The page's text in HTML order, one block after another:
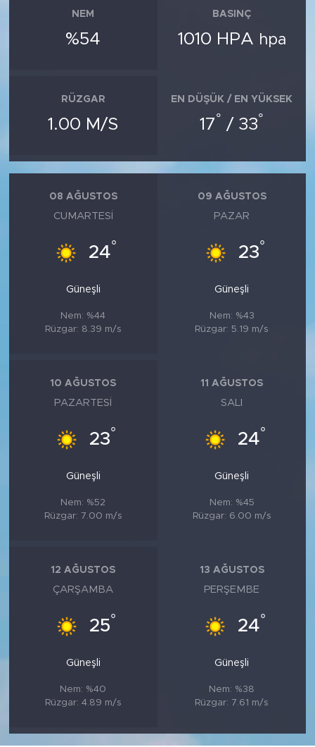
NEM
%54
BASINÇ
1010 HPA hpa
RÜZGAR
1.00 M/S
EN DÜŞÜK / EN YÜKSEK
17° / 33°
08 AĞUSTOS
CUMARTESI
24°
Güneşli
Nem: %44
Rüzgar: 8.39 m/s
09 AĞUSTOS
PAZAR
23°
Güneşli
Nem: %43
Rüzgar: 5.19 m/s
10 AĞUSTOS
PAZARTESI
23°
Güneşli
Nem: %52
Rüzgar: 7.00 m/s
11 AĞUSTOS
SALI
24°
Güneşli
Nem: %45
Rüzgar: 6.00 m/s
12 AĞUSTOS
ÇARŞAMBA
25°
Güneşli
Nem: %40
Rüzgar: 4.89 m/s
13 AĞUSTOS
PERŞEMBE
24°
Güneşli
Nem: %38
Rüzgar: 7.61 m/s